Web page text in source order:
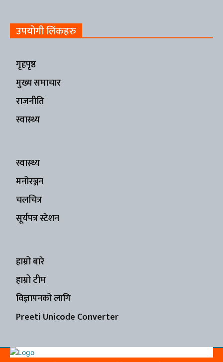
उपयोगी लिंकहरु
गृहपृष्ठ
मुख्य समाचार
राजनीति
स्वास्थ्य
स्वास्थ्य
मनोरञ्जन
चलचित्र
सूर्यपत्र स्टेशन
हाम्रो बारे
हाम्रो टीम
विज्ञापनको लागि
Preeti Unicode Converter